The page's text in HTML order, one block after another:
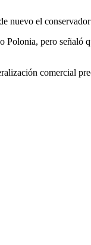
nuevo el
pero señaló
comercial